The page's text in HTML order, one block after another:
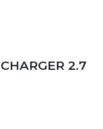
2.7